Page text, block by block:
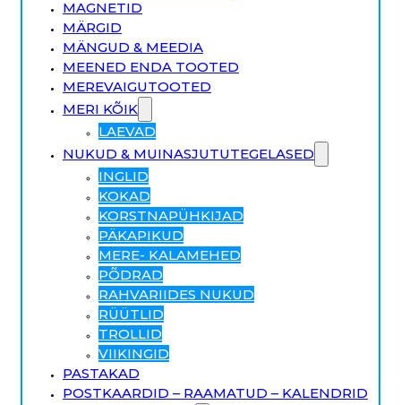
MAGNETID
MÄRGID
MÄNGUD & MEEDIA
MEENED ENDA TOOTED
MEREVAIGUTOOTED
MERI KÕIK
LAEVAD
NUKUD & MUINASJUTUTEGELASED
INGLID
KOKAD
KORSTNAPÜHKIJAD
PÄKAPIKUD
MERE- KALAMEHED
PÕDRAD
RAHVARIIDES NUKUD
RÜÜTLID
TROLLID
VIIKINGID
PASTAKAD
POSTKAARDID – RAAMATUD – KALENDRID